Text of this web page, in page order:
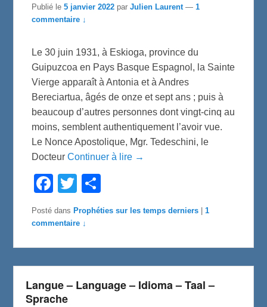
Publié le5 janvier 2022 parJulien Laurent —1
commentaire ↓
Le 30 juin 1931, à Eskioga, province du
Guipuzcoa en Pays Basque Espagnol, la Sainte
Vierge apparaît à Antonia et à Andres
Bereciartua, âgés de onze et sept ans ; puis à
beaucoup d’autres personnes dont vingt-cinq au
moins, semblent authentiquement l’avoir vue.
Le Nonce Apostolique, Mgr. Tedeschini, le
DocteurContinuer à lire →
F
e
b
o
k
T
t
t
e
t
a
r
Posté dans Prophéties sur les temps derniers |1
commentaire ↓
Langue – Language – Idioma – Taal –
Sprache